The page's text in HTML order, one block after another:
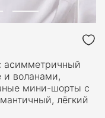
асимметричный
и воланами,
мини-шорты с
лёгкий